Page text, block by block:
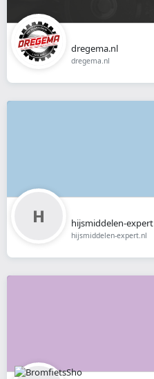
dregema.nl
dregema.nl
hijsmiddelen-expert
hijsmiddelen-expert.nl